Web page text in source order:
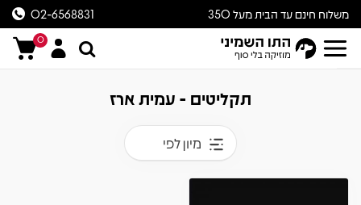
משלוח חינם עד הבית מעל 350
ש״ח
02-6568831
0
תקליטים - עמית ארז
מיון לפי